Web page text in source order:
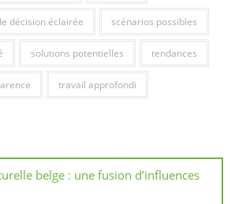
décision éclairée scénarios possibles
solutions potentielles tendances
travail approfondi
belge : une fusion d’influences